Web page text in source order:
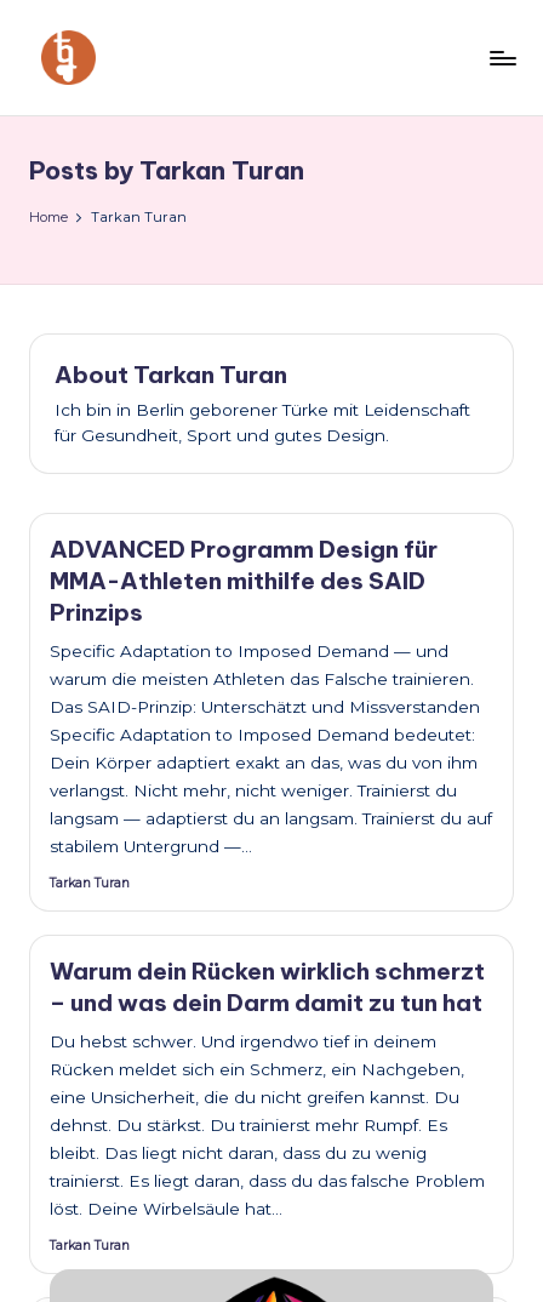
o
g
a
k
o
.i
o
&
Holistic
Health
Posts by Tarkan Turan
Home Tarkan Turan
About Tarkan Turan
Ich bin in Berlin geborener Türke mit Leidenschaft
für Gesundheit, Sport und gutes Design.
ADVANCED Programm Design für
MMA-Athleten mithilfe des SAID
Prinzips
Specific Adaptation to Imposed Demand — und
warum die meisten Athleten das Falsche trainieren.
Das SAID-Prinzip: Unterschätzt und Missverstanden
Specific Adaptation to Imposed Demand bedeutet:
Dein Körper adaptiert exakt an das, was du von ihm
verlangst. Nicht mehr, nicht weniger. Trainierst du
langsam — adaptierst du an langsam. Trainierst du auf
stabilem Untergrund —…
Posted
Tarkan Turan
Warum dein Rücken wirklich schmerzt
– und was dein Darm damit zu tun hat
Du hebst schwer. Und irgendwo tief in deinem
Rücken meldet sich ein Schmerz, ein Nachgeben,
eine Unsicherheit, die du nicht greifen kannst. Du
dehnst. Du stärkst. Du trainierst mehr Rumpf. Es
bleibt. Das liegt nicht daran, dass du zu wenig
trainierst. Es liegt daran, dass du das falsche Problem
löst. Deine Wirbelsäule hat…
Posted
by
Tarkan Turan